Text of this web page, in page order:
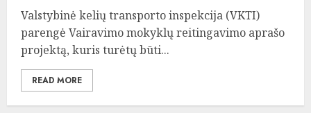
Valstybinė kelių transporto inspekcija (VKTI)
parengė Vairavimo mokyklų reitingavimo aprašo
projektą, kuris turėtų būti...
READ MORE